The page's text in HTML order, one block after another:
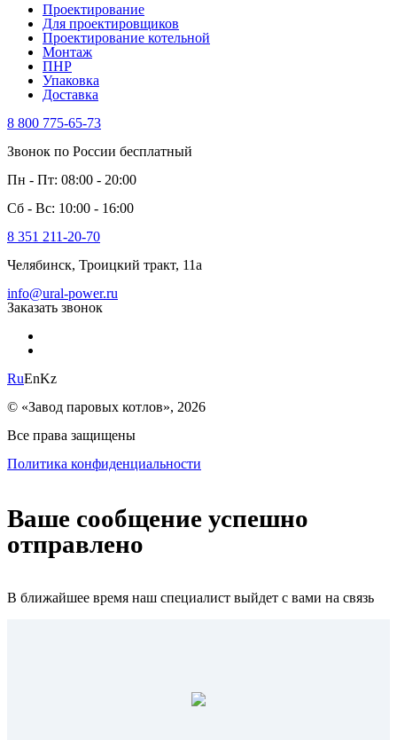
Проектирование
Для проектировщиков
Проектирование котельной
Монтаж
ПНР
Упаковка
Доставка
8 800 775-65-73
Звонок по России бесплатный
Пн - Пт: 08:00 - 20:00
Сб - Вс: 10:00 - 16:00
8 351 211-20-70
Челябинск, Троицкий тракт, 11а
info@ural-power.ru
Заказать звонок
RuEnKz
© «Завод паровых котлов», 2026
Все права защищены
Политика конфиденциальности
Ваше сообщение успешно
отправлено
В ближайшее время наш специалист выйдет с вами на связь